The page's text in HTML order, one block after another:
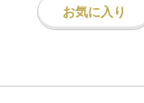
お気に入り